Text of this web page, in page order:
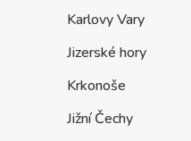
Karlovy Vary
Jizerské hory
Krkonoše
Jižní Čechy